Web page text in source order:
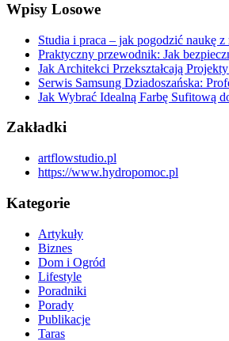
Wpisy Losowe
Studia i praca – jak pogodzić naukę
Praktyczny przewodnik: Jak
Jak Architekci Przekształcają
Serwis Samsung Dziadoszańska:
Jak Wybrać Idealną Farbę Sufitową
Zakładki
artflowstudio.pl
https://www.hydropomoc.pl
Kategorie
Artykuły
Biznes
Dom i Ogród
Lifestyle
Poradniki
Porady
Publikacje
Taras